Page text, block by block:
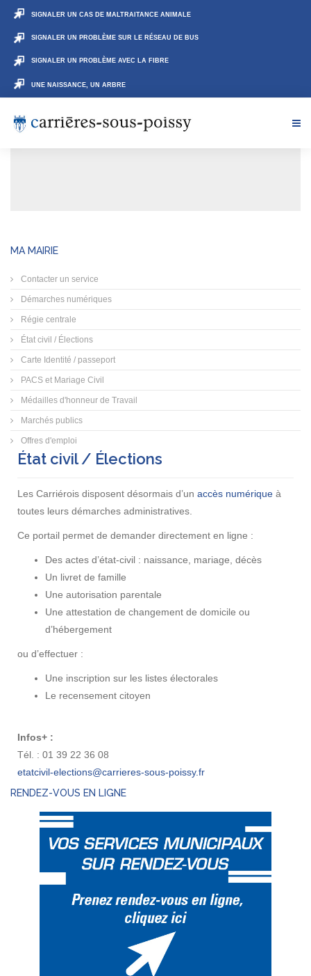
SIGNALER UN CAS DE MALTRAITANCE ANIMALE
SIGNALER UN PROBLÈME SUR LE RÉSEAU DE BUS
SIGNALER UN PROBLÈME AVEC LA FIBRE
UNE NAISSANCE, UN ARBRE
MA MAIRIE
Contacter un service
Démarches numériques
Régie centrale
État civil / Élections
Carte Identité / passeport
PACS et Mariage Civil
Médailles d'honneur de Travail
Marchés publics
Offres d'emploi
État civil / Élections
Les Carriérois disposent désormais d’un accès numérique à
toutes leurs démarches administratives.
Ce portail permet de demander directement en ligne :
Des actes d’état-civil : naissance, mariage, décès
Un livret de famille
Une autorisation parentale
Une attestation de changement de domicile ou
d’hébergement
ou d’effectuer :
Une inscription sur les listes électorales
Le recensement citoyen
Infos+ :
Tél. : 01 39 22 36 08
RENDEZ-VOUS EN LIGNE